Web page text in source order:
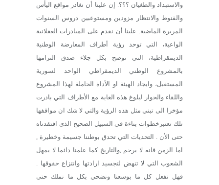
والاستبداد والطغيان ؟؟؟. إن علينا أن نغادر مواقع اليأس
والقنوط والانتظار مزودين ومستوعبين دروس السنوات
المريرة الماضية. علينا أن نقدم على المبادرات العقلانية
الواعية، التي توحد رؤية أطراف المعارضة الوطنية
الديمقراطية، التي توضح بكل جلاء صدق التزامها
بالمشروع الوطني الديمقراطي الواحد لسورية
المستقبل، وايجاد الهيئة او الأداة الحاملة لهذا المشروع
واللقاء والحوار لبلوغ هذه الغاية مع الأطراف التي بادرت
مؤخرا الى تبني مثل هذه الرؤية والتي لا شك ان مواقفها
تلك تعتبرخطوات بناءة في السبيل الصحيح الذي افتقدناه
حتى الأن . التحديات التي تحدق بوطننا جسيمة وخطيرة ,
اما الزمن فانه لا يرحم ,والتاريخ كما علمنا دائما لا يمهل
الشعوب التي لا تنهض لتجسيد ارادتها وانتزاع حقوقها .
فهل نفعل كل ما بوسعنا ونضحي بكل ما نملك حتى